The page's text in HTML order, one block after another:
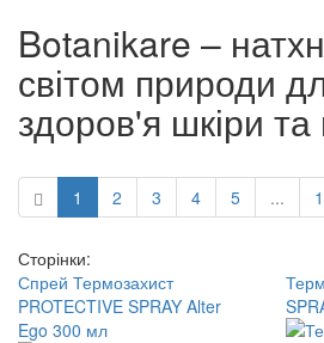
Botanikare –
світом природи
здоров'я шкіри та
1 2 3 4 5 ...
Сторінки:
Спрей Термозахист
PROTECTIVE SPRAY Alter
Ego 300 мл